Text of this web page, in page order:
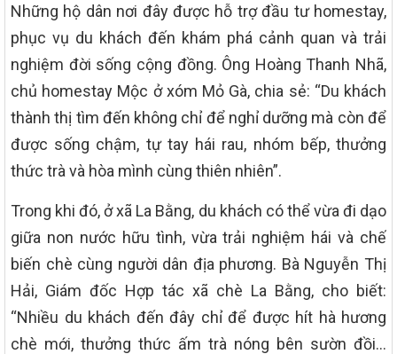
Những hộ dân nơi đây được hỗ trợ đầu tư homestay,
phục vụ du khách đến khám phá cảnh quan và trải
nghiệm đời sống cộng đồng. Ông Hoàng Thanh Nhã,
chủ homestay Mộc ở xóm Mỏ Gà, chia sẻ: “Du khách
thành thị tìm đến không chỉ để nghỉ dưỡng mà còn để
được sống chậm, tự tay hái rau, nhóm bếp, thưởng
thức trà và hòa mình cùng thiên nhiên”.
Trong khi đó, ở xã La Bằng, du khách có thể vừa đi dạo
giữa non nước hữu tình, vừa trải nghiệm hái và chế
biến chè cùng người dân địa phương. Bà Nguyễn Thị
Hải, Giám đốc Hợp tác xã chè La Bằng, cho biết:
“Nhiều du khách đến đây chỉ để được hít hà hương
chè mới, thưởng thức ấm trà nóng bên sườn đồi…